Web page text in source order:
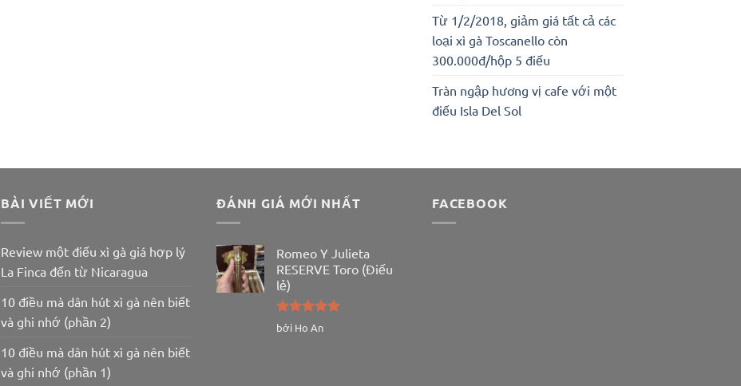
Từ 1/2/2018, giảm giá tất cả các
loại xì gà Toscanello còn
300.000đ/hộp 5 điếu
Tràn ngập hương vị cafe với một
điếu Isla Del Sol
BÀI VIẾT MỚI
Review một điếu xì gà giá hợp lý
La Finca đến từ Nicaragua
10 điều mà dân hút xì gà nên biết
và ghi nhớ (phần 2)
10 điều mà dân hút xì gà nên biết
và ghi nhớ (phần 1)
ĐÁNH GIÁ MỚI NHẤT
Romeo Y Julieta
RESERVE Toro (Điếu
lẻ)
Được xếp
bởi Ho An
FACEBOOK